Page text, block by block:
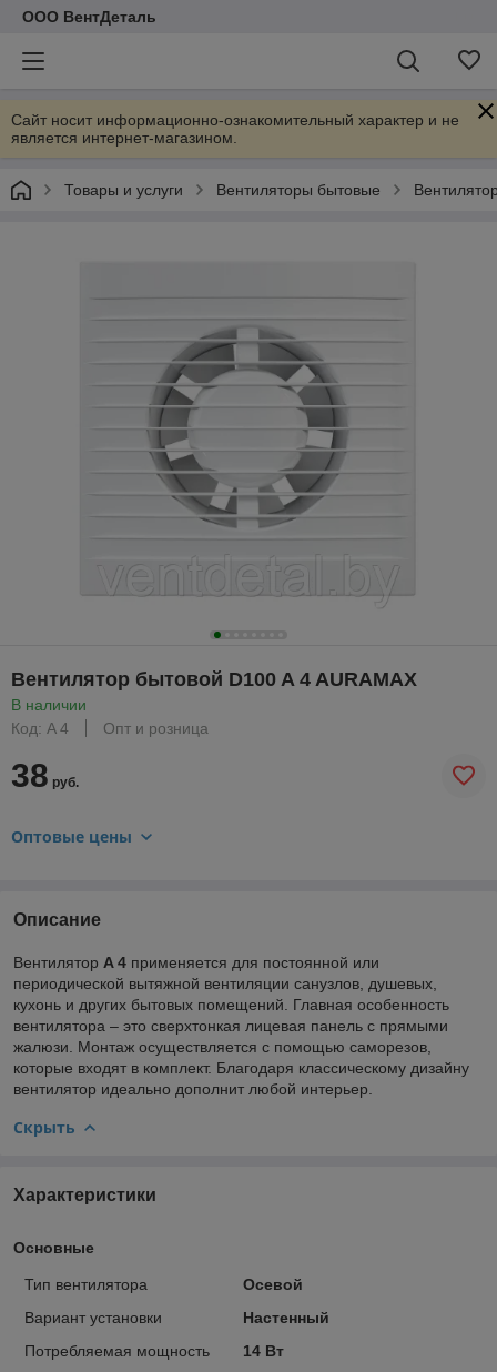
ООО ВентДеталь
Сайт носит информационно-ознакомительный характер и не
является интернет-магазином.
Товары и услуги Вентиляторы бытовые
Вентилятор бытовой D100 A 4 AURAMAX
В наличии
Код: A 4
Опт и розница
38 руб.
Оптовые цены
Описание
Вентилятор A 4 применяется для постоянной или
периодической вытяжной вентиляции санузлов, душевых,
кухонь и других бытовых помещений. Главная особенность
вентилятора – это сверхтонкая лицевая панель с прямыми
жалюзи. Монтаж осуществляется с помощью саморезов,
которые входят в комплект. Благодаря классическому дизайну
вентилятор идеально дополнит любой интерьер.
Скрыть
Характеристики
Основные
Тип вентилятора
Осевой
Вариант установки
Настенный
Потребляемая мощность
14 Вт